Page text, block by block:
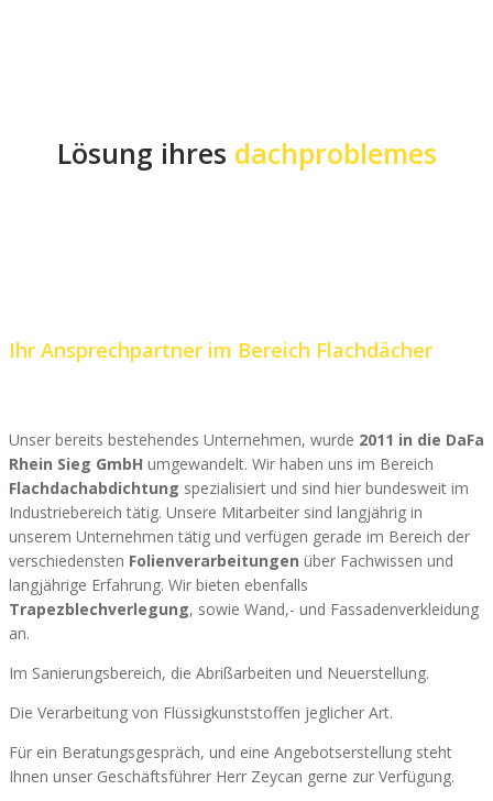
Lösung ihres dachproblemes
Ihr Ansprechpartner im Bereich Flachdächer
Unser bereits bestehendes Unternehmen, wurde 2011 in die DaFa
Rhein Sieg GmbH umgewandelt. Wir haben uns im Bereich
Flachdachabdichtung spezialisiert und sind hier bundesweit im
Industriebereich tätig. Unsere Mitarbeiter sind langjährig in
unserem Unternehmen tätig und verfügen gerade im Bereich der
verschiedensten Folienverarbeitungen über Fachwissen und
langjährige Erfahrung. Wir bieten ebenfalls
Trapezblechverlegung, sowie Wand,- und Fassadenverkleidung
an.
Im Sanierungsbereich, die Abrißarbeiten und Neuerstellung.
Die Verarbeitung von Flüssigkunststoffen jeglicher Art.
Für ein Beratungsgespräch, und eine Angebotserstellung steht
Ihnen unser Geschäftsführer Herr Zeycan gerne zur Verfügung.